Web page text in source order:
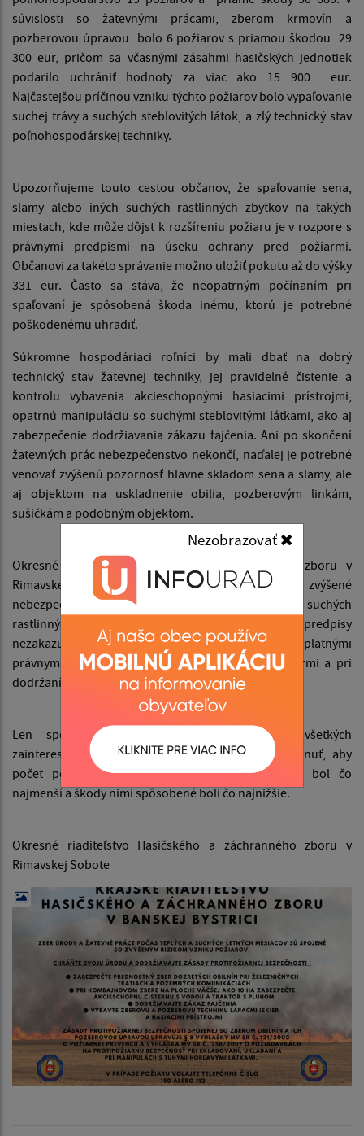
Nezobrazovať
súvislosti so žatevnými prácami, zberom krmovín a
pozberovou úpravou bolo 6 požiarov s priamou škodou 29
300 eur, pričom sa včasnými zásahmi hasičských jednotiek
podarilo uchrániť hodnoty za viac ako 15 900 eur.
Najčastejšou príčinou vzniku týchto požiarov bolo vypaľovanie
suchej trávy a suchých steblovitých látok, a zlý technický stav
poľnohospodárskej techniky.
Upozorňujeme touto cestou občanov, že spaľovanie sena,
slamy alebo iných suchých rastlinných zbytkov na takých
miestach, kde môže dôjsť k rozšíreniu požiaru je v rozpore s
právnymi predpismi na úseku ochrany pred požiarmi.
Občanovi za takéto správanie možno uložiť pokutu až do výšky
331 eur. Často sa stáva, že neopatrným počínaním pri
spaľovaní je spôsobená škoda inému, ktorú je potrebné
poškodenému uhradiť.
Súkromne hospodáriaci roľníci by mali dbať na dobrý
technický stav žatevnej techniky, jej pravidelné čistenie a
kontrolu vybavenia akcieschopnými hasiacimi prístrojmi,
opatrnú manipuláciu so suchými steblovitými látkami, ako aj
zabezpečenie dodržiavania zákazu fajčenia. Ani po skončení
žatevných prác nebezpečenstvo nekončí, naďalej je potrebné
venovať zvýšenú pozornosť hlavne skladom sena a slamy, ale
aj objektom na uskladnenie obilia, pozberovým linkám,
sušičkám a podobným objektom.
Okresné riaditeľstvo Hasičského a záchranného zboru v
Rimavskej Sobote opakovane zdôrazňuje, že zvýšené
nebezpečenstvo vyplýva hlavne zo spaľovania suchých
rastlinných zbytkov, ktoré v súčasnosti platné právne predpisy
nezakazujú, ale možno ho vykonávať len v súlade s platnými
právnymi predpismi na úseku ochrany pred požiarmi a pri
dodržaní protipožiarnych opatrení.
Len spoločným úsilím a disciplinovanosťou všetkých
zainteresovaných, najmä občanov môžeme dosiahnuť, aby
počet požiarov spojených so žatevnými prácami bol čo
najmenší a škody nimi spôsobené boli čo najnižšie.
Okresné riaditeľstvo Hasičského a záchranného zboru v
Rimavskej Sobote